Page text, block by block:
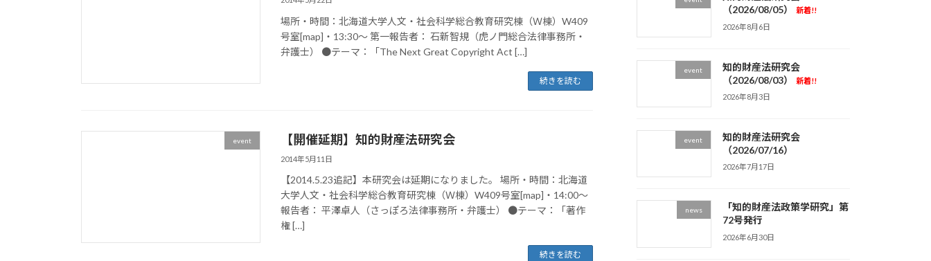
場所・時間：北海道大学人文・社会科学総合教育研究棟（Ｗ棟）W409
号室[map]・13:30～ 第一報告者： 石新智規（虎ノ門総合法律事務所・
弁護士） ●テーマ：「The Next Great Copyright Act […]
続きを読む
event 【開催延期】知的財産法研究会
2014年5月11日
【2014.5.23追記】本研究会は延期になりました。 場所・時間：北海道
大学人文・社会科学総合教育研究棟（Ｗ棟）W409号室[map]・14:00～
報告者： 平澤卓人（さっぽろ法律事務所・弁護士） ●テーマ：「著作
権 […]
続きを読む
（2026/08/05）
新着!!
2026年8月6日
event
知的財産法研究会
（2026/08/03）
新着!!
2026年8月3日
event
知的財産法研究会
（2026/07/16）
2026年7月17日
news
「知的財産法政策学研究」第
72号発行
2026年6月30日